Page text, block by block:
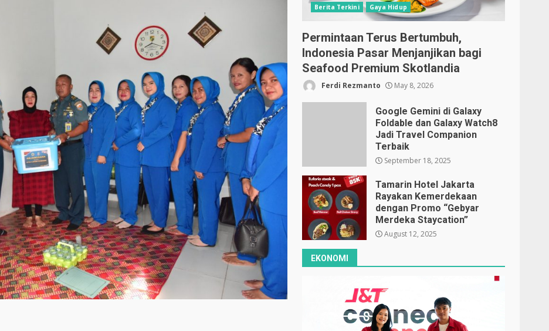
Berita Terkini Gaya Hidup
Permintaan Terus Bertumbuh,
Indonesia Pasar Menjanjikan bagi
Seafood Premium Skotlandia
Ferdi Rezmanto May 8, 2026
Google Gemini di Galaxy
Foldable dan Galaxy Watch8
Jadi Travel Companion
Terbaik
September 18, 2025
Tamarin Hotel Jakarta
Rayakan Kemerdekaan
dengan Promo “Gebyar
Merdeka Staycation”
August 12, 2025
EKONOMI